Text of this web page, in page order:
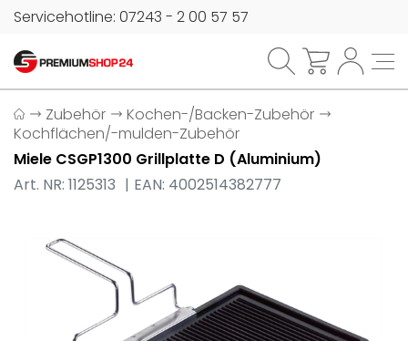
Servicehotline: 07243 - 2 00 57 57
Zubehör
Kochen-/Backen-Zubehör
Kochflächen/-mulden-Zubehör
Miele CSGP1300 Grillplatte D (Aluminium)
Art. NR: 1125313
EAN: 4002514382777